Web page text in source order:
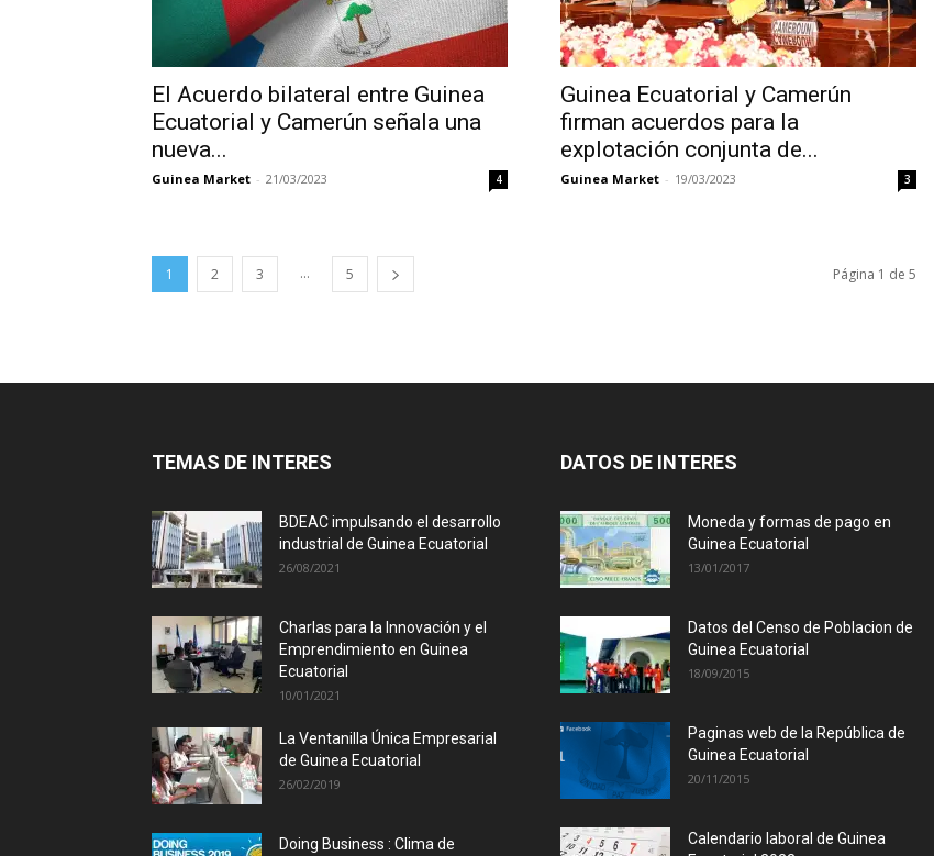
El Acuerdo bilateral entre Guinea
Ecuatorial y Camerún señala una
nueva...
Guinea Market - 21/03/2023 4
Guinea Ecuatorial y Camerún
firman acuerdos para la
explotación conjunta de...
Guinea Market - 19/03/2023 3
1 2 3 ... 5 Página 1 de 5
TEMAS DE INTERES
BDEAC impulsando el desarrollo
industrial de Guinea Ecuatorial
26/08/2021
Charlas para la Innovación y el
Emprendimiento en Guinea
Ecuatorial
10/01/2021
La Ventanilla Única Empresarial
de Guinea Ecuatorial
26/02/2019
Doing Business : Clima de
DATOS DE INTERES
Moneda y formas de pago en
Guinea Ecuatorial
13/01/2017
Datos del Censo de Poblacion de
Guinea Ecuatorial
18/09/2015
Paginas web de la República de
Guinea Ecuatorial
20/11/2015
Calendario laboral de Guinea